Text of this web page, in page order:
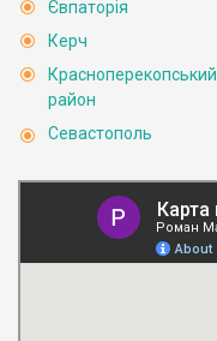
Євпаторія
Керч
Красноперекопський
район
Севастополь